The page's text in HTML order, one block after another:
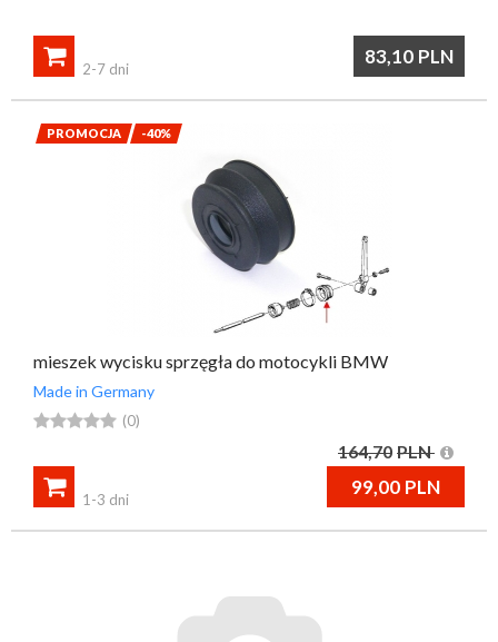
83,10 PLN

2-7 dni
PROMOCJA -40%
mieszek wycisku sprzęgła do motocykli BMW
Made in Germany
 (0)
164,70 PLN
99,00 PLN

1-3 dni